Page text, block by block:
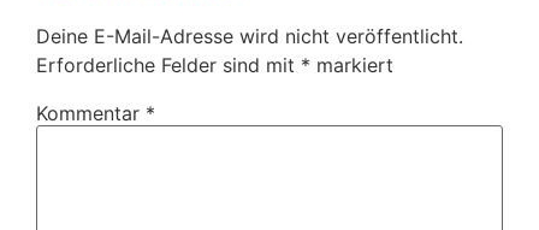
Deine E-Mail-Adresse wird nicht veröffentlicht.
Erforderliche Felder sind mit * markiert
Kommentar *